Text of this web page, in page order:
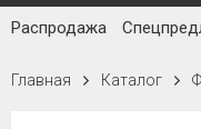
Распродажа
Главная Каталог